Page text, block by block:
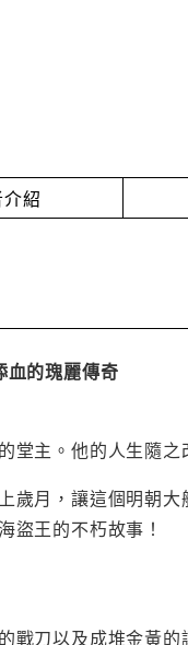
紹
血的瑰麗傳奇
主。他的人生隨
月，讓這個明朝
盜王的不朽故事！
刀以及成堆金黃